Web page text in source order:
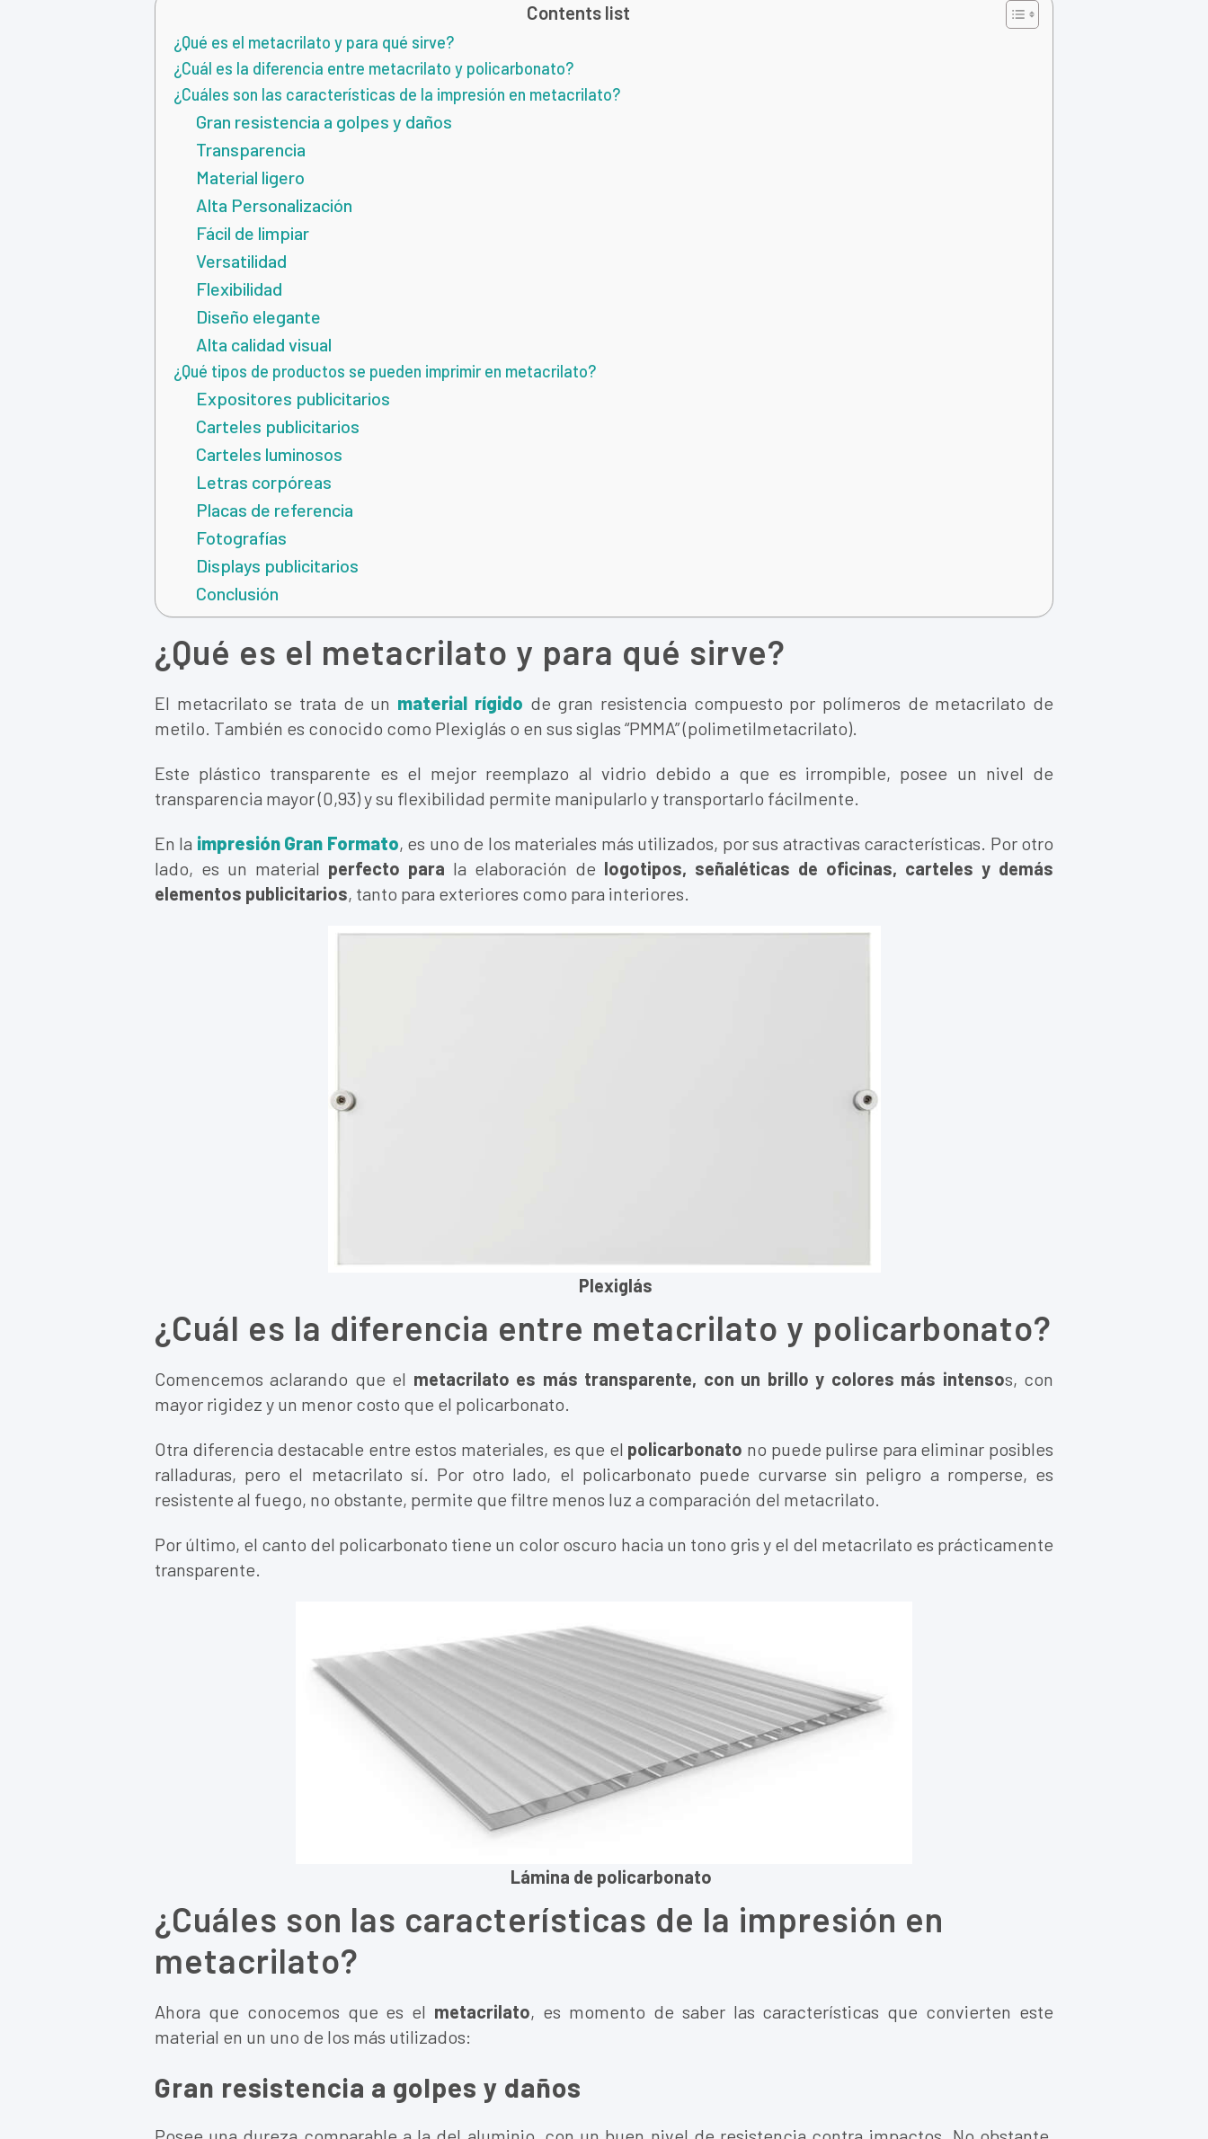
Contents list
¿Qué es el metacrilato y para qué sirve?
¿Cuál es la diferencia entre metacrilato y policarbonato?
¿Cuáles son las características de la impresión en metacrilato?
Gran resistencia a golpes y daños
Transparencia
Material ligero
Alta Personalización
Fácil de limpiar
Versatilidad
Flexibilidad
Diseño elegante
Alta calidad visual
¿Qué tipos de productos se pueden imprimir en metacrilato?
Expositores publicitarios
Carteles publicitarios
Carteles luminosos
Letras corpóreas
Placas de referencia
Fotografías
Displays publicitarios
Conclusión
¿Qué es el metacrilato y para qué sirve?
El metacrilato se trata de un material rígido de gran resistencia compuesto por polímeros de metacrilato de
metilo. También es conocido como Plexiglás o en sus siglas “PMMA” (polimetilmetacrilato).
Este plástico transparente es el mejor reemplazo al vidrio debido a que es irrompible, posee un nivel de
transparencia mayor (0,93) y su flexibilidad permite manipularlo y transportarlo fácilmente.
En la impresión Gran Formato, es uno de los materiales más utilizados, por sus atractivas características. Por otro
lado, es un material perfecto para la elaboración de logotipos, señaléticas de oficinas, carteles y demás
elementos publicitarios, tanto para exteriores como para interiores.
Plexiglás
¿Cuál es la diferencia entre metacrilato y policarbonato?
Comencemos aclarando que el metacrilato es más transparente, con un brillo y colores más intensos, con
mayor rigidez y un menor costo que el policarbonato.
Otra diferencia destacable entre estos materiales, es que el policarbonato no puede pulirse para eliminar posibles
ralladuras, pero el metacrilato sí. Por otro lado, el policarbonato puede curvarse sin peligro a romperse, es
resistente al fuego, no obstante, permite que filtre menos luz a comparación del metacrilato.
Por último, el canto del policarbonato tiene un color oscuro hacia un tono gris y el del metacrilato es prácticamente
transparente.
Lámina de policarbonato
¿Cuáles son las características de la impresión en
metacrilato?
Ahora que conocemos que es el metacrilato, es momento de saber las características que convierten este
material en un uno de los más utilizados:
Gran resistencia a golpes y daños